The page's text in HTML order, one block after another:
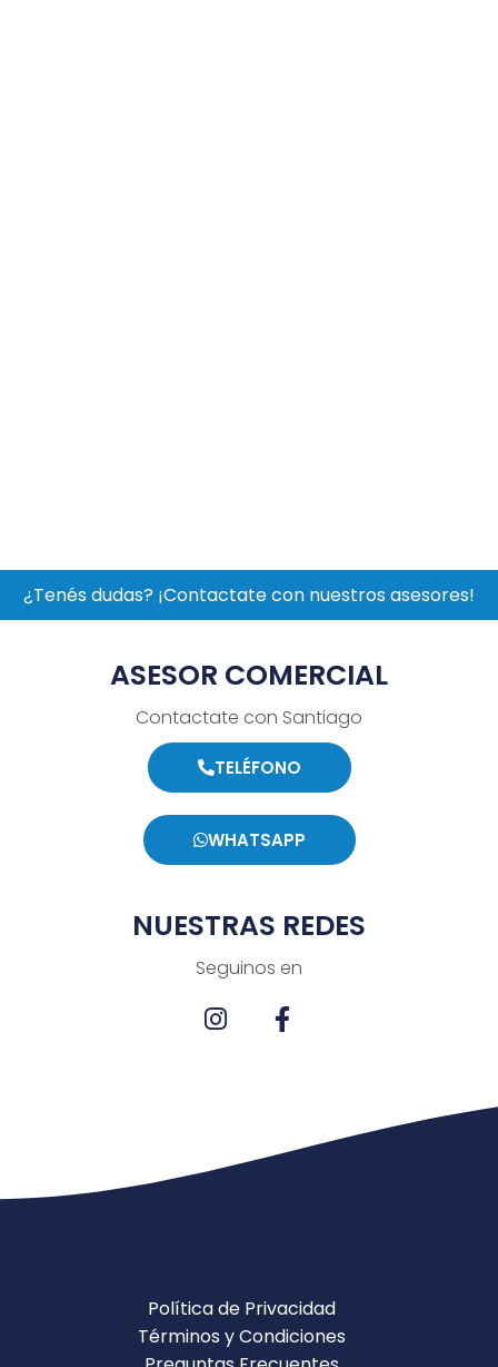
¿Tenés dudas? ¡Contactate con nuestros asesores!
ASESOR COMERCIAL
Contactate con Santiago
TELÉFONO
WHATSAPP
NUESTRAS REDES
Seguinos en
Política de Privacidad
Términos y Condiciones